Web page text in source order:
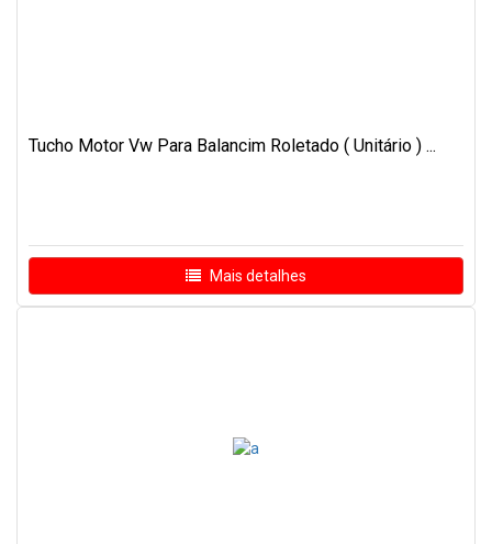
Tucho Motor Vw Para Balancim Roletado ( Unitário ) ...
Mais detalhes